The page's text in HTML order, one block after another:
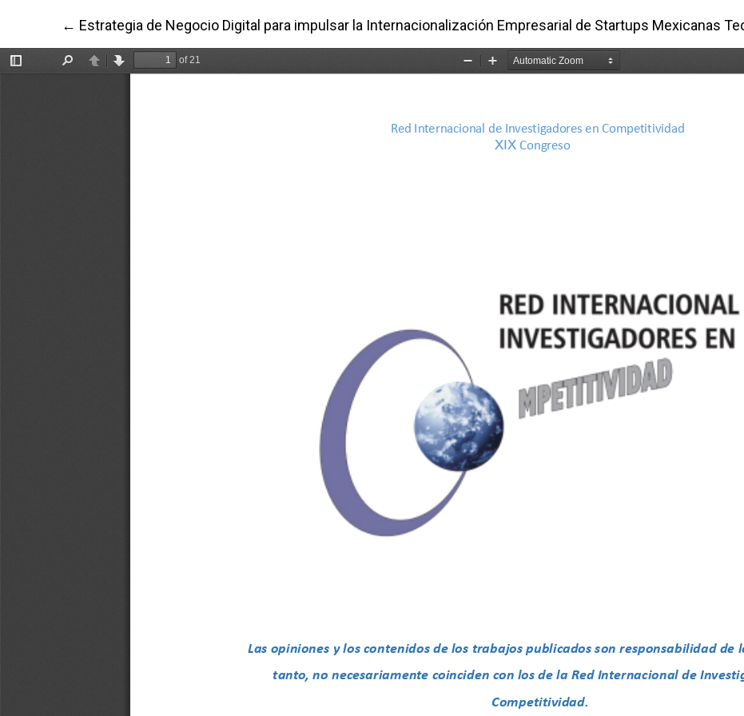
← Volver a los detalles del artículo
Estrategia de Negocio Digital para impulsar la Internacionalización Empresarial de Startups Mexicanas